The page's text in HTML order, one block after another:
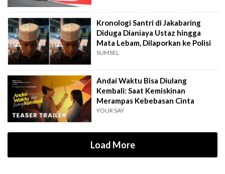
Kronologi Santri di Jakabaring
Diduga Dianiaya Ustaz hingga
Mata Lebam, Dilaporkan ke Polisi
SUMSEL
Andai Waktu Bisa Diulang
Kembali: Saat Kemiskinan
Merampas Kebebasan Cinta
YOUR SAY
Load More